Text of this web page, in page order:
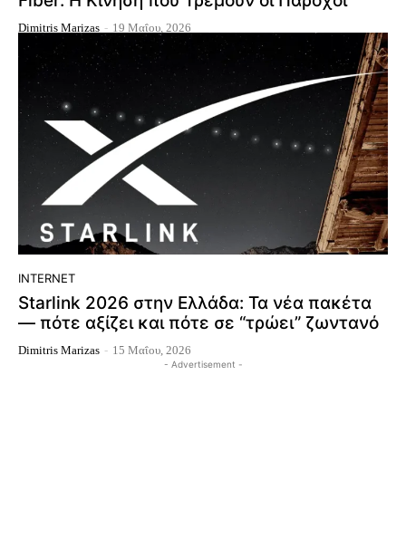
Dimitris Marizas - 19 Μαΐου, 2026
INTERNET
Starlink 2026 στην Ελλάδα: Τα νέα πακέτα
— πότε αξίζει και πότε σε “τρώει” ζωντανό
Dimitris Marizas - 15 Μαΐου, 2026
- Advertisement -